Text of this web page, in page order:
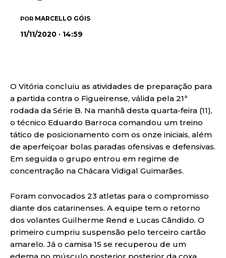
POR MARCELLO GÓIS
11/11/2020 · 14:59
O Vitória concluiu as atividades de preparação para
a partida contra o Figueirense, válida pela 21ª
rodada da Série B. Na manhã desta quarta-feira (11),
o técnico Eduardo Barroca comandou um treino
tático de posicionamento com os onze iniciais, além
de aperfeiçoar bolas paradas ofensivas e defensivas.
Em seguida o grupo entrou em regime de
concentração na Chácara Vidigal Guimarães.
Foram convocados 23 atletas para o compromisso
diante dos catarinenses. A equipe tem o retorno
dos volantes Guilherme Rend e Lucas Cândido. O
primeiro cumpriu suspensão pelo terceiro cartão
amarelo. Já o camisa 15 se recuperou de um